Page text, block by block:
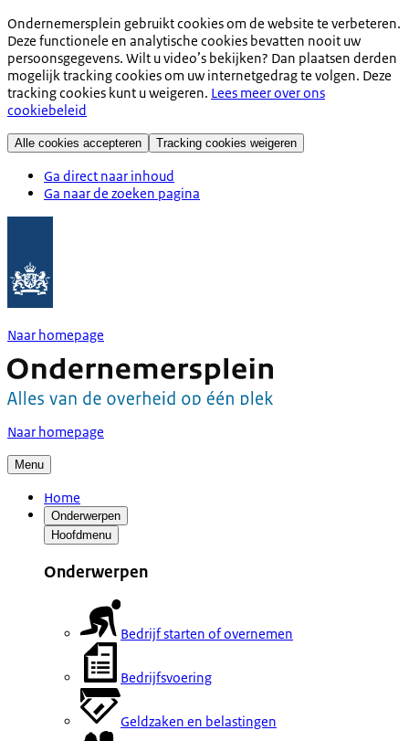
Ondernemersplein gebruikt cookies om de website te verbeteren.
Deze functionele en analytische cookies bevatten nooit uw
persoonsgegevens. Wilt u video’s bekijken? Dan plaatsen derden
mogelijk tracking cookies om uw internetgedrag te volgen. Deze
tracking cookies kunt u weigeren. Lees meer over ons
cookiebeleid
Alle cookies accepteren Tracking cookies weigeren
Ga direct naar inhoud
Ga naar de zoeken pagina
Naar homepage
Naar homepage
Menu
Home
Onderwerpen
Hoofdmenu
Onderwerpen
Bedrijf starten of overnemen
Bedrijfsvoering
Geldzaken en belastingen